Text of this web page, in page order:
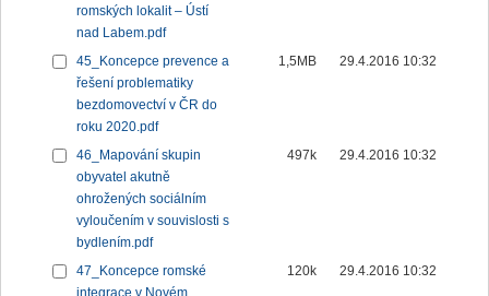
romských lokalit – Ústí
nad Labem.pdf
45_Koncepce prevence a
řešení problematiky
bezdomovectví v ČR do
roku 2020.pdf
1,5MB 29.4.2016 10:32
46_Mapování skupin
obyvatel akutně
ohrožených sociálním
vyloučením v souvislosti s
bydlením.pdf
497k 29.4.2016 10:32
47_Koncepce romské
120k 29.4.2016 10:32